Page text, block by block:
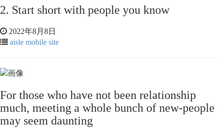
2. Start short with people you know
2022年8月8日
aisle mobile site
For those who have not been relationship
much, meeting a whole bunch of new-people
may seem daunting